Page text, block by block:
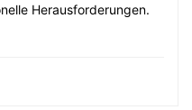
Herausforderungen.